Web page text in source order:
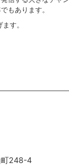
もあります。
す。
町248-4